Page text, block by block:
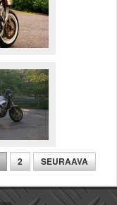
2 SEURAAVA